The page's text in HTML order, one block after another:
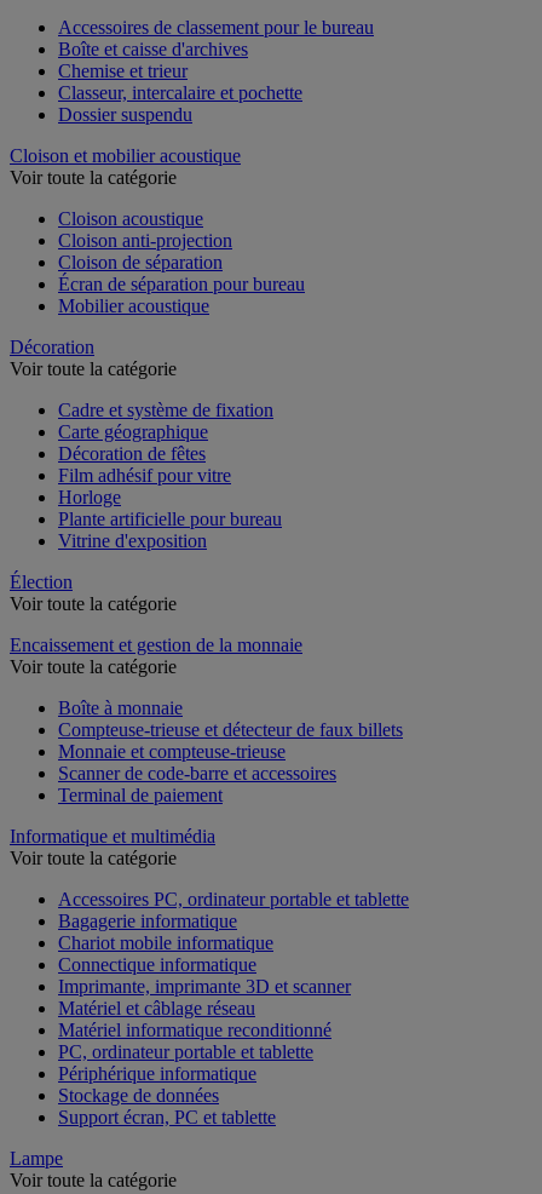
Accessoires de classement pour le bureau
Boîte et caisse d'archives
Chemise et trieur
Classeur, intercalaire et pochette
Dossier suspendu
Cloison et mobilier acoustique
Voir toute la catégorie
Cloison acoustique
Cloison anti-projection
Cloison de séparation
Écran de séparation pour bureau
Mobilier acoustique
Décoration
Voir toute la catégorie
Cadre et système de fixation
Carte géographique
Décoration de fêtes
Film adhésif pour vitre
Horloge
Plante artificielle pour bureau
Vitrine d'exposition
Élection
Voir toute la catégorie
Encaissement et gestion de la monnaie
Voir toute la catégorie
Boîte à monnaie
Compteuse-trieuse et détecteur de faux billets
Monnaie et compteuse-trieuse
Scanner de code-barre et accessoires
Terminal de paiement
Informatique et multimédia
Voir toute la catégorie
Accessoires PC, ordinateur portable et tablette
Bagagerie informatique
Chariot mobile informatique
Connectique informatique
Imprimante, imprimante 3D et scanner
Matériel et câblage réseau
Matériel informatique reconditionné
PC, ordinateur portable et tablette
Périphérique informatique
Stockage de données
Support écran, PC et tablette
Lampe
Voir toute la catégorie